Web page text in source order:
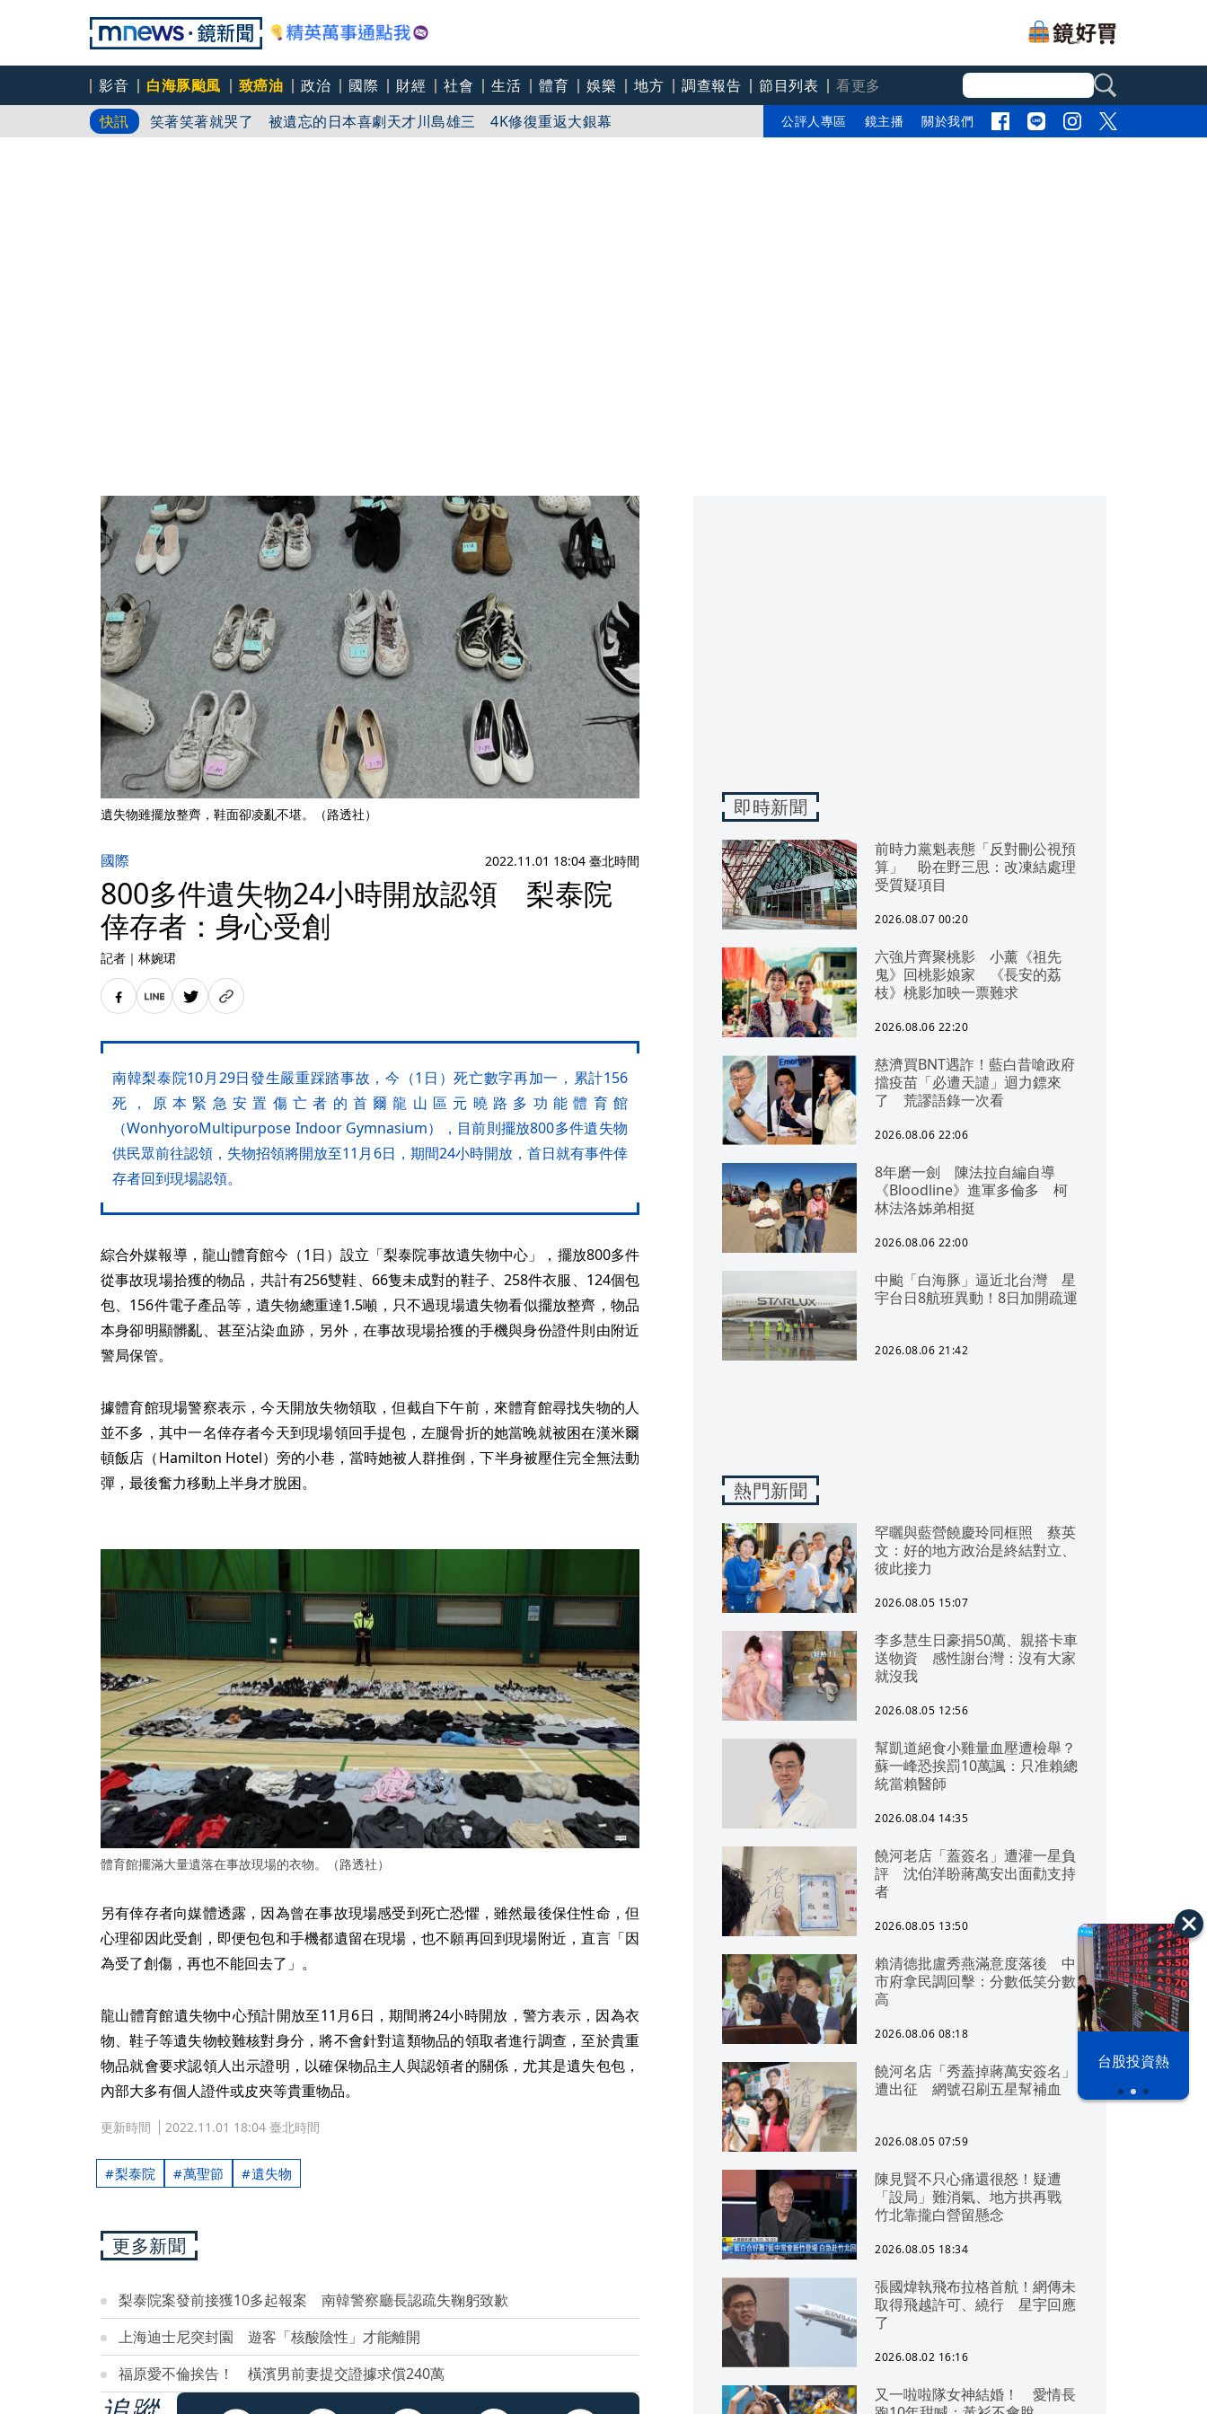
影音 白海豚颱風 致癌油 政治 國際 財經 社會 生活 體育 娛樂 地方 調查報告 節目列表
看更多
快訊
中颱「白海豚」逼近北台灣 星宇台日8航班異動！8日加開疏運
笑著笑著就哭了 被遺忘的日本喜劇天才川島雄三 4K修復重返大銀幕
公評人專區 鏡主播 關於我們
之下
台股投資熱
遺失物雖擺放整齊，鞋面卻凌亂不堪。（路透社）
國際 2022.11.01 18:04 臺北時間
800多件遺失物24小時開放認領 梨泰院
倖存者：身心受創
記者 ｜ 林婉珺
南韓梨泰院10月29日發生嚴重踩踏事故，今（1日）死亡數字再加一，累計156
死，原本緊急安置傷亡者的首爾龍山區元曉路多功能體育館
（WonhyoroMultipurpose Indoor Gymnasium），目前則擺放800多件遺失物
供民眾前往認領，失物招領將開放至11月6日，期間24小時開放，首日就有事件倖
存者回到現場認領。
綜合外媒報導，龍山體育館今（1日）設立「梨泰院事故遺失物中心」，擺放800多件
從事故現場拾獲的物品，共計有256雙鞋、66隻未成對的鞋子、258件衣服、124個包
包、156件電子產品等，遺失物總重達1.5噸，只不過現場遺失物看似擺放整齊，物品
本身卻明顯髒亂、甚至沾染血跡，另外，在事故現場拾獲的手機與身份證件則由附近
警局保管。
據體育館現場警察表示，今天開放失物領取，但截自下午前，來體育館尋找失物的人
並不多，其中一名倖存者今天到現場領回手提包，左腿骨折的她當晚就被困在漢米爾
頓飯店（Hamilton Hotel）旁的小巷，當時她被人群推倒，下半身被壓住完全無法動
彈，最後奮力移動上半身才脫困。
體育館擺滿大量遺落在事故現場的衣物。（路透社）
另有倖存者向媒體透露，因為曾在事故現場感受到死亡恐懼，雖然最後保住性命，但
心理卻因此受創，即便包包和手機都遺留在現場，也不願再回到現場附近，直言「因
為受了創傷，再也不能回去了」。
龍山體育館遺失物中心預計開放至11月6日，期間將24小時開放，警方表示，因為衣
物、鞋子等遺失物較難核對身分，將不會針對這類物品的領取者進行調查，至於貴重
物品就會要求認領人出示證明，以確保物品主人與認領者的關係，尤其是遺失包包，
內部大多有個人證件或皮夾等貴重物品。
更新時間 2022.11.01 18:04 臺北時間
梨泰院 萬聖節 遺失物
更多新聞
梨泰院案發前接獲10多起報案 南韓警察廳長認疏失鞠躬致歉
上海迪士尼突封園 遊客「核酸陰性」才能離開
福原愛不倫挨告！ 橫濱男前妻提交證據求償240萬
即時新聞
前時力黨魁表態「反對刪公視預
算」 盼在野三思：改凍結處理
受質疑項目
2026.08.07 00:20
六強片齊聚桃影 小薰《祖先
鬼》回桃影娘家 《長安的荔
枝》桃影加映一票難求
2026.08.06 22:20
慈濟買BNT遇詐！藍白昔嗆政府
擋疫苗「必遭天譴」迴力鏢來
了 荒謬語錄一次看
2026.08.06 22:06
8年磨一劍 陳法拉自編自導
《Bloodline》進軍多倫多 柯
林法洛姊弟相挺
2026.08.06 22:00
中颱「白海豚」逼近北台灣 星
宇台日8航班異動！8日加開疏運
2026.08.06 21:42
熱門新聞
罕曬與藍營饒慶玲同框照 蔡英
文：好的地方政治是終結對立、
彼此接力
2026.08.05 15:07
李多慧生日豪捐50萬、親搭卡車
送物資 感性謝台灣：沒有大家
就沒我
2026.08.05 12:56
幫凱道絕食小雞量血壓遭檢舉？
蘇一峰恐挨罰10萬諷：只准賴總
統當賴醫師
2026.08.04 14:35
饒河老店「蓋簽名」遭灌一星負
評 沈伯洋盼蔣萬安出面勸支持
者
2026.08.05 13:50
賴清德批盧秀燕滿意度落後 中
市府拿民調回擊：分數低笑分數
高
2026.08.06 08:18
饒河名店「秀蓋掉蔣萬安簽名」
遭出征 網號召刷五星幫補血
2026.08.05 07:59
陳見賢不只心痛還很怒！疑遭
「設局」難消氣、地方拱再戰
竹北靠攏白營留懸念
2026.08.05 18:34
張國煒執飛布拉格首航！網傳未
取得飛越許可、繞行 星宇回應
了
2026.08.02 16:16
又一啦啦隊女神結婚！ 愛情長